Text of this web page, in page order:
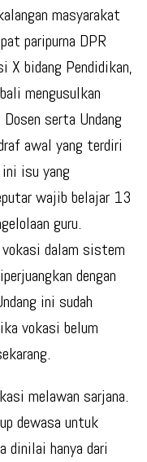
masyarakat
paripurna DPR
X bidang Pendidikan,
mengusulkan
serta Undang
awal yang terdiri
isu yang
wajib belajar 13
guru.
dalam sistem
dengan
ini sudah
vokasi belum
melawan sarjana.
dewasa untuk
dinilai hanya dari